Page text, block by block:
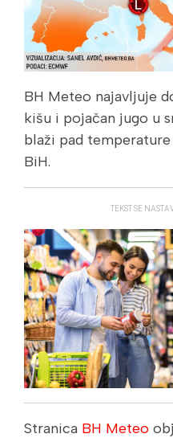
BH Meteo najavljuje
kišu i pojačan jugo u
blaži pad
BiH.
TEKST SE
Stranica BH Meteo